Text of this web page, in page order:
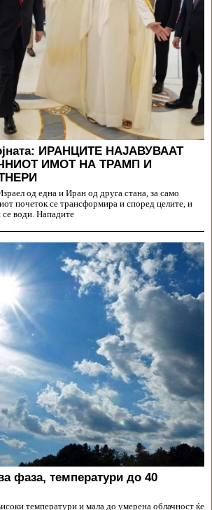
ИРАНЦИТЕ НАЈАВУВААТ
ИМОТ НА ТРАМП И
од една и Иран од друга стана, за само
почеток се трансформира и според целите, и
води. Нападите
фаза, температури до 40
температури и мала до умерена облачност ќе